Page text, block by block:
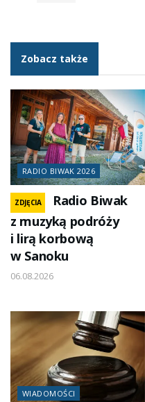
Zobacz także
RADIO BIWAK 2026
ZDJĘCIA
Radio Biwak
z muzyką podróży
i lirą korbową
w Sanoku
06.08.2026
WIADOMOŚCI